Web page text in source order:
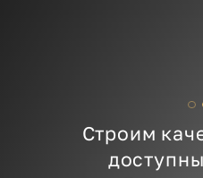
КОНТАКТЫ
Строим